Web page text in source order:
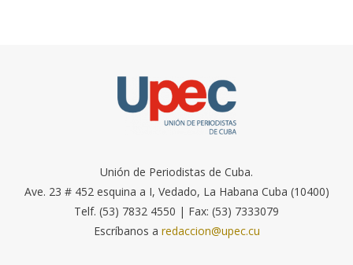
Unión de Periodistas de Cuba.
Ave. 23 # 452 esquina a I, Vedado, La Habana Cuba (10400)
Telf. (53) 7832 4550 | Fax: (53) 7333079
Escríbanos a redaccion@upec.cu